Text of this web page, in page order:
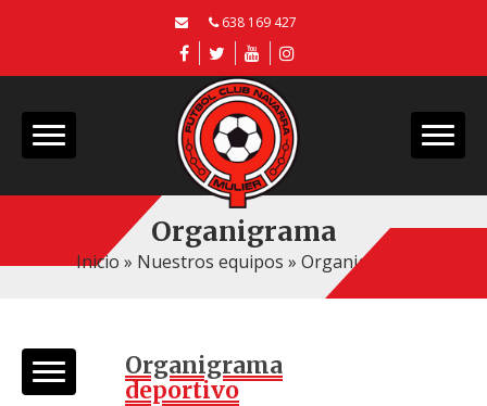
638 169 427
Organigrama
Inicio » Nuestros equipos » Organigrama
Organigrama
deportivo